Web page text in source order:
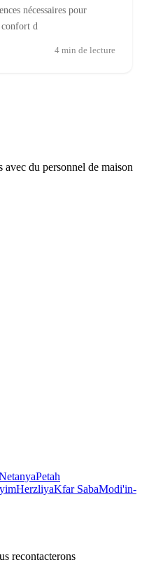
nécessaires pour
confort d
4 min de lecture
du personnel de maison
Petah
HerzliyaKfar SabaModi'in-
recontacterons